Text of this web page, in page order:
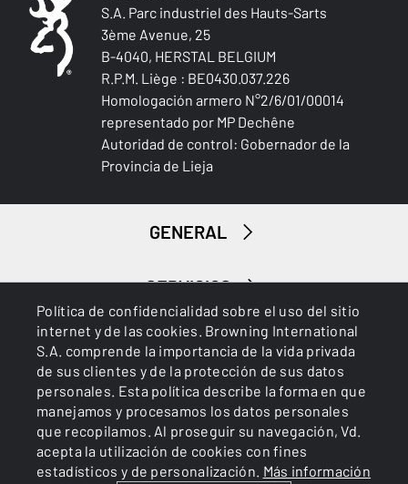
Política de confidencialidad sobre el uso del sitio
internet y de las cookies. Browning International
S.A. comprende la importancia de la vida privada
de sus clientes y de la protección de sus datos
personales. Esta política describe la forma en que
manejamos y procesamos los datos personales
que recopilamos. Al proseguir su navegación, Vd.
acepta la utilización de cookies con fines
estadísticos y de personalización. Más información
S.A. Parc industriel des Hauts-Sarts
3ème Avenue, 25
B-4040, HERSTAL BELGIUM
R.P.M. Liège : BE0430.037.226
Homologación armero N°2/6/01/00014
representado por MP Dechêne
Autoridad de control: Gobernador de la
Provincia de Lieja
GENERAL
SERVICIOS
Cookies Política de privacidad